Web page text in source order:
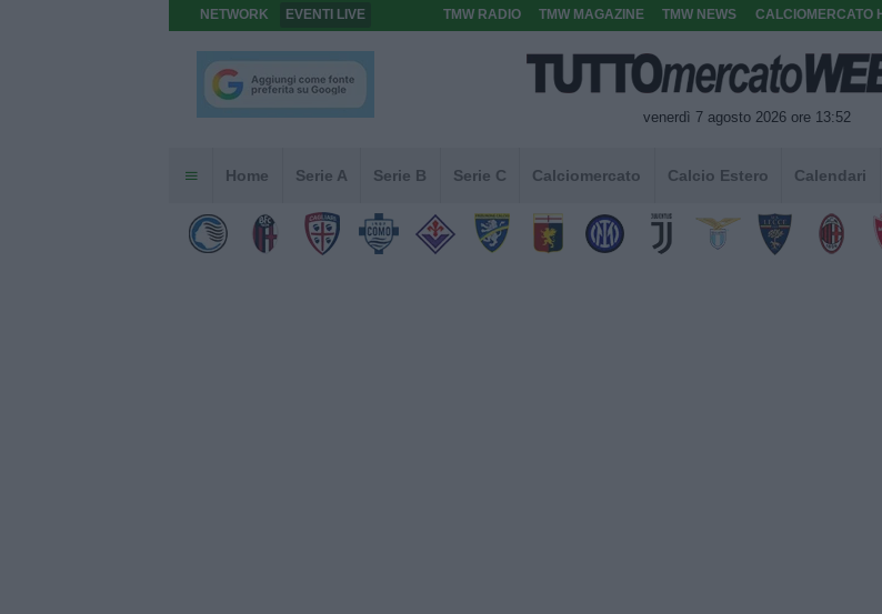
NETWORK EVENTI LIVE TMW RADIO TMW MAGAZINE TMW NEWS CALCIOMERCATO
venerdì 7 agosto 2026 ore 13:52
Home Serie A Serie B Serie C Calciomercato Calcio Estero Calendari